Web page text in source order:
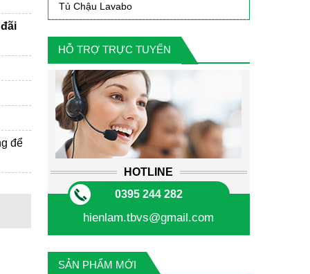
Tủ Chậu Lavabo
HỖ TRỢ TRỰC TUYẾN
HOTLINE
0395 244 282
hienlam.tbvs@gmail.com
SẢN PHẨM MỚI
để